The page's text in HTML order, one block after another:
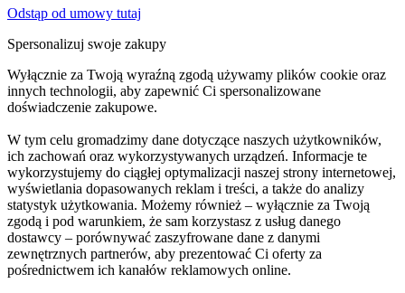
Odstąp od umowy tutaj
Spersonalizuj swoje zakupy
Wyłącznie za Twoją wyraźną zgodą używamy plików cookie oraz
innych technologii, aby zapewnić Ci spersonalizowane
doświadczenie zakupowe.
W tym celu gromadzimy dane dotyczące naszych użytkowników,
ich zachowań oraz wykorzystywanych urządzeń. Informacje te
wykorzystujemy do ciągłej optymalizacji naszej strony internetowej,
wyświetlania dopasowanych reklam i treści, a także do analizy
statystyk użytkowania. Możemy również – wyłącznie za Twoją
zgodą i pod warunkiem, że sam korzystasz z usług danego
dostawcy – porównywać zaszyfrowane dane z danymi
zewnętrznych partnerów, aby prezentować Ci oferty za
pośrednictwem ich kanałów reklamowych online.